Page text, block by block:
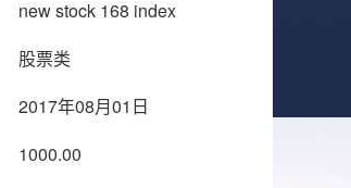
new stock 168 index
股票类
2017年08月01日
1000.00